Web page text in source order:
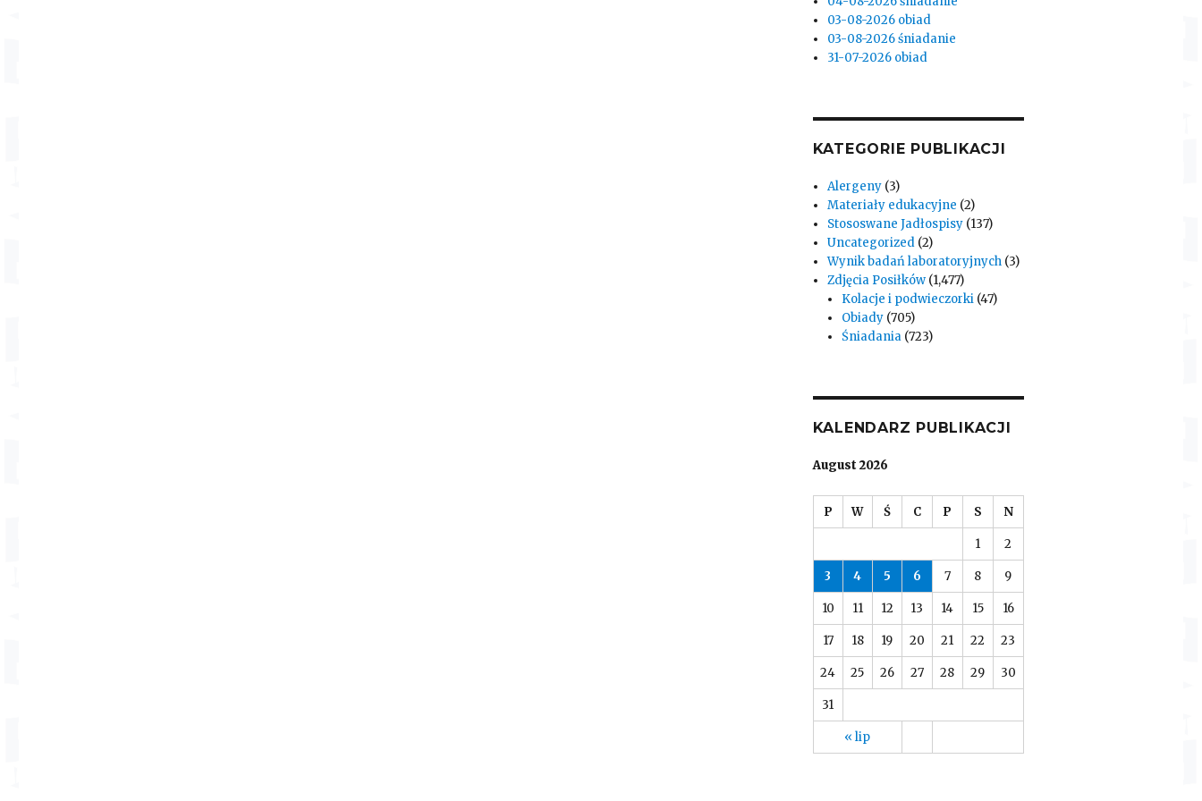
03-08-2026 obiad
03-08-2026 śniadanie
31-07-2026 obiad
KATEGORIE PUBLIKACJI
Alergeny(3)
Materiały edukacyjne (2)
Stososwane Jadłospisy(137)
Uncategorized(2)
Wynik badań laboratoryjnych(3)
Zdjęcia Posiłków(1,477)
Kolacje i podwieczorki (47)
Obiady (705)
Śniadania (723)
KALENDARZ PUBLIKACJI
August 2026
P W Ś C P S N
« lip
1 2
3 4 5 6 7 8 9
10 11 12 13 14 15 16
17 18 19 20 21 22 23
24 25 26 27 28 29 30
31